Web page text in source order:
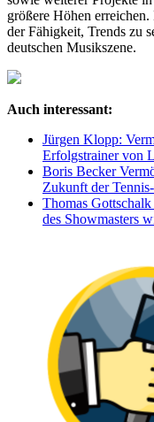
größere Höhen
der Fähigkeit, Trends zu
deutschen Musikszene.
Auch interessant:
Jürgen Klopp:
Erfolgstrainer von
Boris Becker
Zukunft der
Thomas
des Showmasters